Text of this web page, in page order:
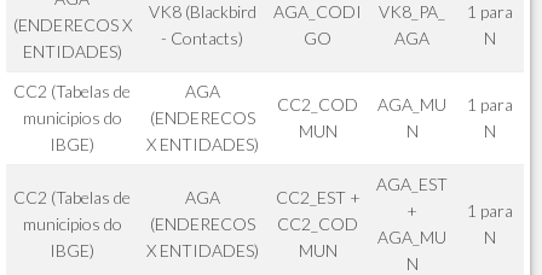
(ENDERECOS X
ENTIDADES)
VK8 (Blackbird
- Contacts)
AGA_CODI
GO
VK8_PA_
AGA
1 para
N
CC2 (Tabelas de
municipios do
IBGE)
AGA
(ENDERECOS
X ENTIDADES)
CC2_COD
MUN
AGA_MU
N
1 para
N
CC2 (Tabelas de
municipios do
IBGE)
AGA
(ENDERECOS
X ENTIDADES)
CC2_EST +
CC2_COD
MUN
AGA_EST
+
AGA_MU
N
1 para
N